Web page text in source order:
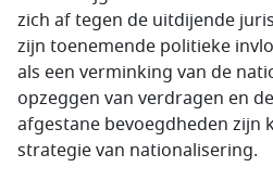
zich af tegen de uitdijende
zijn toenemende politieke
als een verminking van de
opzeggen van verdragen en
afgestane bevoegdheden zijn
strategie van nationalisering.